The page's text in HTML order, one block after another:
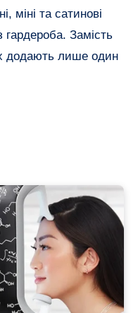
міні та сатинові
гардероба. Замість
додають лише один